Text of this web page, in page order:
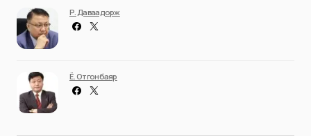
Р. Даваадорж
Ё. Отгонбаяр